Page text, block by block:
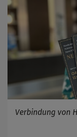
Verbindung von